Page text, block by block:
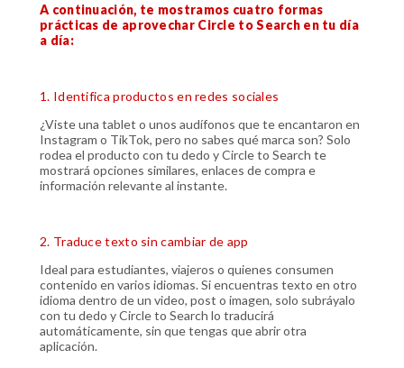
A continuación, te mostramos cuatro formas
prácticas de aprovechar Circle to Search en tu día
a día:
1. Identifica productos en redes sociales
¿Viste una tablet o unos audífonos que te encantaron en
Instagram o TikTok, pero no sabes qué marca son? Solo
rodea el producto con tu dedo y Circle to Search te
mostrará opciones similares, enlaces de compra e
información relevante al instante.
2. Traduce texto sin cambiar de app
Ideal para estudiantes, viajeros o quienes consumen
contenido en varios idiomas. Si encuentras texto en otro
idioma dentro de un video, post o imagen, solo subráyalo
con tu dedo y Circle to Search lo traducirá
automáticamente, sin que tengas que abrir otra
aplicación.